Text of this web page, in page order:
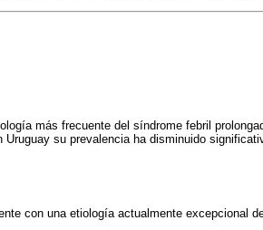
más frecuente del síndrome febril
su prevalencia ha disminuido
con una etiología actualmente excepcional